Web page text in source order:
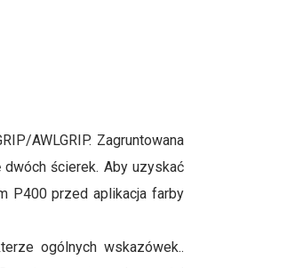
AWLGRIP. Zagruntowana
ścierek. Aby uzyskać
P400 przed aplikacja farby
ogólnych wskazówek..